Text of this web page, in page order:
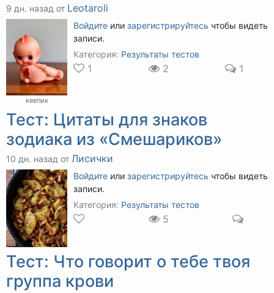
9 дн. назад от Leotaroli
кевпик
Войдите или зарегистрируйтесь чтобы видеть
записи.
Категория: Результаты тестов
1 2 1
Тест: Цитаты для знаков
зодиака из «Смешариков»
10 дн. назад от Лисички
Войдите или зарегистрируйтесь чтобы видеть
записи.
Категория: Результаты тестов
5
Тест: Что говорит о тебе твоя
группа крови